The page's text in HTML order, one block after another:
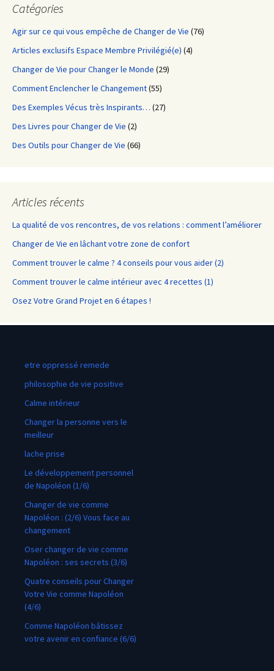
Catégories
Agir sur ce qui vous empêche de Changer de Vie (76)
Articles exclusifs Espace Membre Privilégié(e) (4)
Changer de Vie pour Changer le Monde (29)
Comment Enclencher le Changement(55)
Des Exemples Vécus très Inspirants… (27)
Des Livres pour Changer de Vie (2)
Des Outils pour Changer de Vie (66)
Articles récents
La qualité de vos rencontres, de vos relations : comment l’améliorer
Changer de Vie en lâchant votre zone de confort
Comment trouver le calme ? 4 conseils pour vous aider (2)
Comment trouver le calme intérieur avec 4 recettes (1)
Osez Votre Grand Projet en 6 étapes !
etre oppressé remede
philosophie de vie positive
Calme intérieur
Changer la personne vers le
meilleur
lache prise
Le développement personnel
de Napoléon (1/6)
Changer de vie comme
Napoléon : (2/6) Vous face au
changement
Oser changer de vie comme
Napoléon : ses secrets (3/6)
Quatre conseils pour Changer
Votre Vie comme Napoléon
(4/6)
Comme Napoléon bâtissez
votre avenir en confiance (6/6)